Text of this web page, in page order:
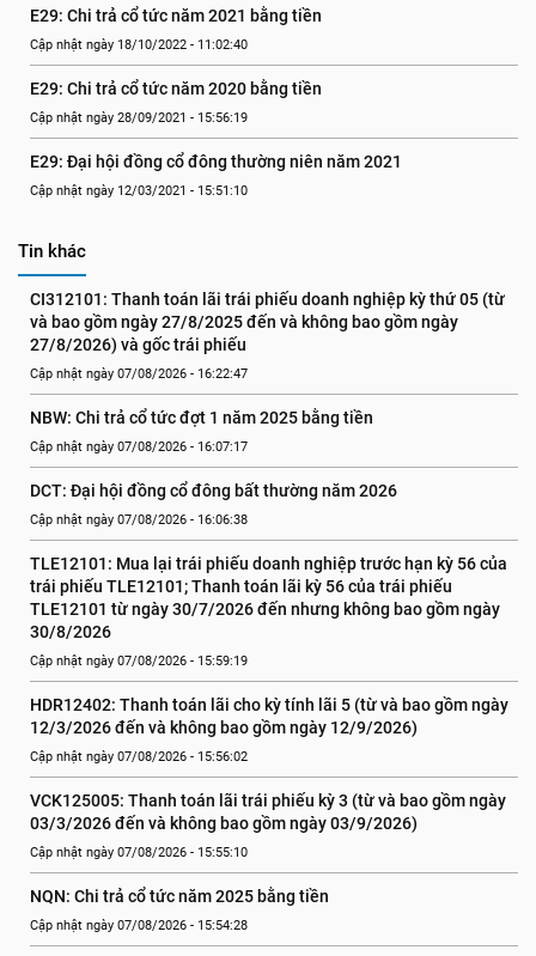
E29: Chi trả cổ tức năm 2021 bằng tiền
Cập nhật ngày 18/10/2022 - 11:02:40
E29: Chi trả cổ tức năm 2020 bằng tiền
Cập nhật ngày 28/09/2021 - 15:56:19
E29: Đại hội đồng cổ đông thường niên năm 2021
Cập nhật ngày 12/03/2021 - 15:51:10
Tin khác
CI312101: Thanh toán lãi trái phiếu doanh nghiệp kỳ thứ 05 (từ
và bao gồm ngày 27/8/2025 đến và không bao gồm ngày
27/8/2026) và gốc trái phiếu
Cập nhật ngày 07/08/2026 - 16:22:47
NBW: Chi trả cổ tức đợt 1 năm 2025 bằng tiền
Cập nhật ngày 07/08/2026 - 16:07:17
DCT: Đại hội đồng cổ đông bất thường năm 2026
Cập nhật ngày 07/08/2026 - 16:06:38
TLE12101: Mua lại trái phiếu doanh nghiệp trước hạn kỳ 56 của
trái phiếu TLE12101; Thanh toán lãi kỳ 56 của trái phiếu
TLE12101 từ ngày 30/7/2026 đến nhưng không bao gồm ngày
30/8/2026
Cập nhật ngày 07/08/2026 - 15:59:19
HDR12402: Thanh toán lãi cho kỳ tính lãi 5 (từ và bao gồm ngày
12/3/2026 đến và không bao gồm ngày 12/9/2026)
Cập nhật ngày 07/08/2026 - 15:56:02
VCK125005: Thanh toán lãi trái phiếu kỳ 3 (từ và bao gồm ngày
03/3/2026 đến và không bao gồm ngày 03/9/2026)
Cập nhật ngày 07/08/2026 - 15:55:10
NQN: Chi trả cổ tức năm 2025 bằng tiền
Cập nhật ngày 07/08/2026 - 15:54:28